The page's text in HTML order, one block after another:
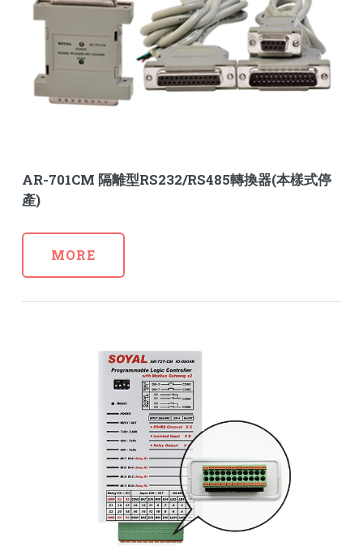
AR-701CM 隔離型RS232/RS485轉換器(本樣式停
產)
MORE